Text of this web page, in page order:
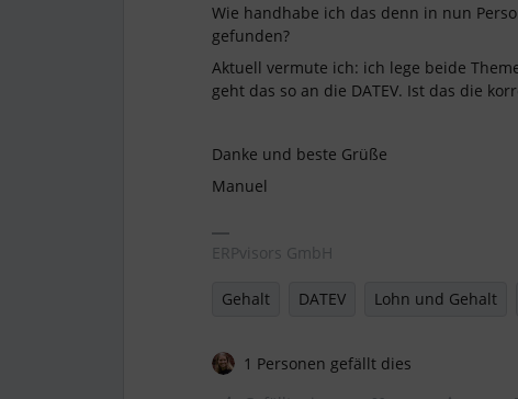
Wie handhabe ich das denn in nun
gefunden?
Aktuell vermute ich: ich lege beide
geht das so an die DATEV. Ist das die
Danke und beste Grüße
Manuel
ERPvisors GmbH
Gehalt DATEV Lohn und Gehalt
1 Personen gefällt dies